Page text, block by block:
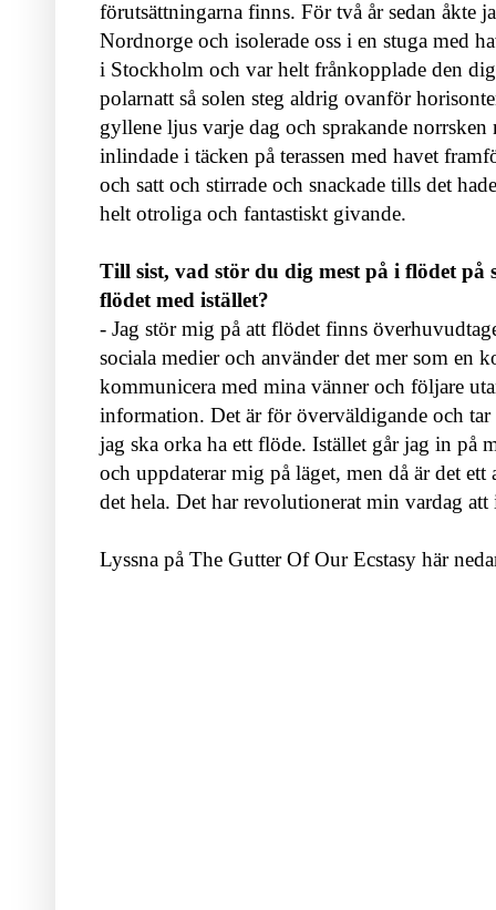
förutsättningarna finns. För två år sedan åkte
Nordnorge och isolerade oss i en stuga med
i Stockholm och var helt frånkopplade den
polarnatt så solen steg aldrig ovanför
gyllene ljus varje dag och sprakande norrsken
inlindade i täcken på terassen med havet
och satt och stirrade och snackade tills det
helt otroliga och fantastiskt givande.
Till sist, vad stör du dig mest på i flödet
flödet med istället?
- Jag stör mig på att flödet finns
sociala medier och använder det mer som en
kommunicera med mina vänner och följare
information. Det är för överväldigande och
jag ska orka ha ett flöde. Istället går jag in på
och uppdaterar mig på läget, men då är det
det hela. Det har revolutionerat min vardag
Lyssna på The Gutter Of Our Ecstasy här